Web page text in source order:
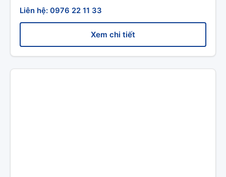
Liên hệ: 0976 22 11 33
Xem chi tiết